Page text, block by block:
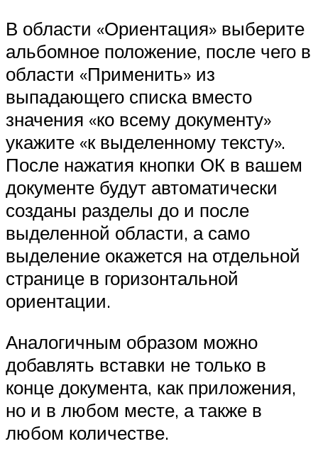
В области «Ориентация» выберите
альбомное положение, после чего в
области «Применить» из
выпадающего списка вместо
значения «ко всему документу»
укажите «к выделенному тексту».
После нажатия кнопки ОК в вашем
документе будут автоматически
созданы разделы до и после
выделенной области, а само
выделение окажется на отдельной
странице в горизонтальной
ориентации.
Аналогичным образом можно
добавлять вставки не только в
конце документа, как приложения,
но и в любом месте, а также в
любом количестве.